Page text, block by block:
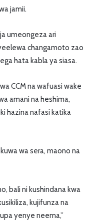
jamii.
umeongeza ari
changamoto zao
hata kabla ya siasa.
CCM na wafuasi wake
amani na heshima,
hazina nafasi katika
wa sera, maono na
bali ni kushindana kwa
kujifunza na
yenye neema,”